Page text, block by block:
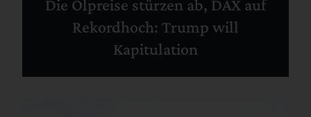
Die Ölpreise stürzen ab, DAX auf
Rekordhoch: Trump will
Kapitulation